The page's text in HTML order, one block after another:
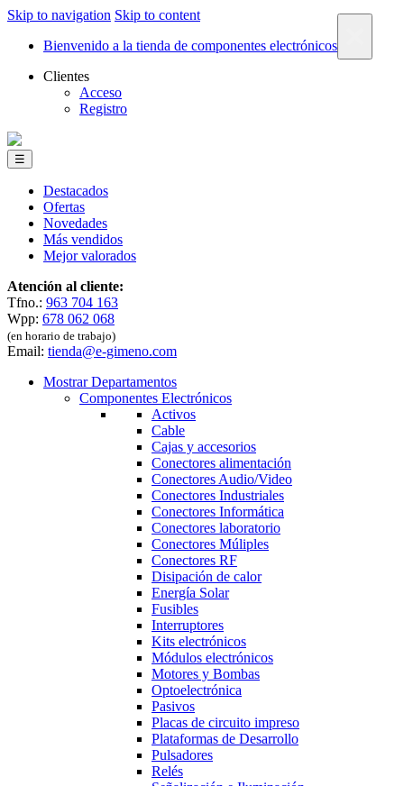
Skip to navigation Skip to content
Bienvenido a la tienda de componentes electrónicos
Clientes
Acceso
Registro
☰
Destacados
Ofertas
Novedades
Más vendidos
Mejor valorados
Atención al cliente:
Tfno.: 963 704 163
Wpp: 678 062 068
(en horario de trabajo)
Email: tienda@e-gimeno.com
Mostrar Departamentos
Componentes Electrónicos
Activos
Cable
Cajas y accesorios
Conectores alimentación
Conectores Audio/Video
Conectores Industriales
Conectores Informática
Conectores laboratorio
Conectores Múliples
Conectores RF
Disipación de calor
Energía Solar
Fusibles
Interruptores
Kits electrónicos
Módulos electrónicos
Motores y Bombas
Optoelectrónica
Pasivos
Placas de circuito impreso
Plataformas de Desarrollo
Pulsadores
Relés